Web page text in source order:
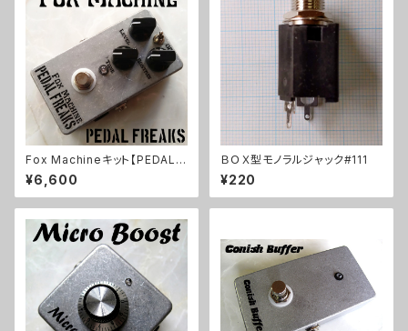
Fox Machineキット【PEDAL F
REAKS】
¥6,600
ＢＯＸ型モノラルジャック#111
¥220